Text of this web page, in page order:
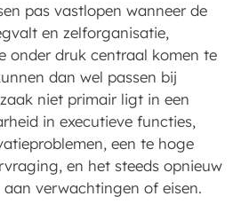
pas vastlopen wanneer de
en zelforganisatie,
onder druk centraal komen te
dan wel passen bij
niet primair ligt in een
in executieve functies,
een te hoge
en het steeds opnieuw
verwachtingen of eisen.